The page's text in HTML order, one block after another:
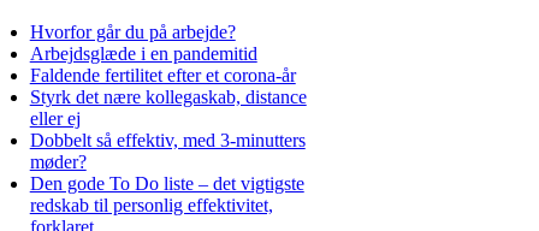
Hvorfor går du på arbejde?
Arbejdsglæde i en pandemitid
Faldende fertilitet efter et corona-år
Styrk det nære kollegaskab, distance
eller ej
Dobbelt så effektiv, med 3-minutters
møder?
Den gode To Do liste – det vigtigste
redskab til personlig effektivitet,
forklaret